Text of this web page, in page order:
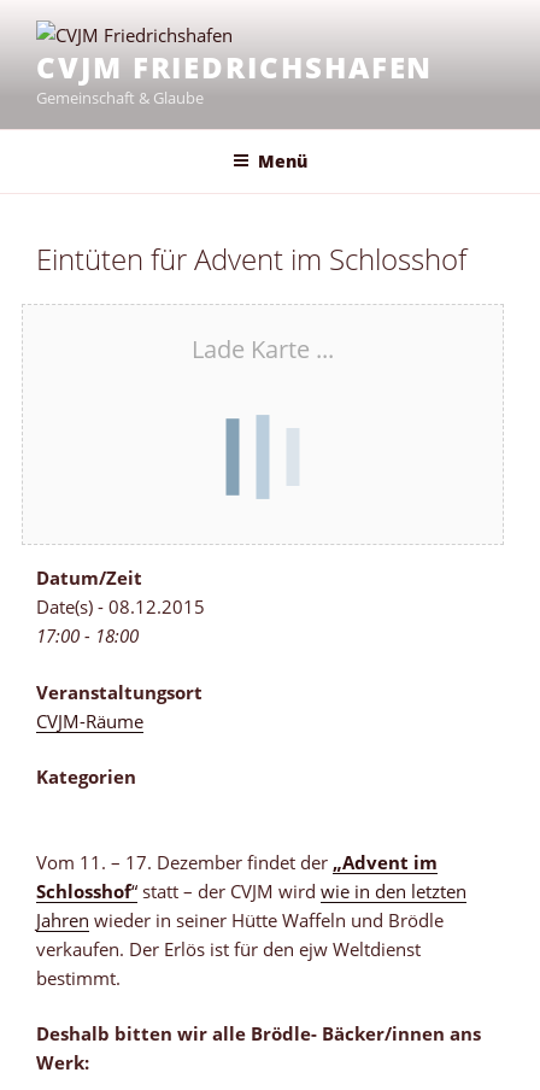
Inhalt
springenCVJM FRIEDRICHSHAFEN
Gemeinschaft & Glaube
Menü
Eintüten für Advent im Schlosshof
Lade Karte ...
Datum/Zeit
Date(s) - 08.12.2015
17:00 - 18:00
Veranstaltungsort
CVJM-Räume
Kategorien
Vom 11. – 17. Dezember findet der „Advent im
Schlosshof“ statt – der CVJM wird wie in den letzten
Jahren wieder in seiner Hütte Waffeln und Brödle
verkaufen. Der Erlös ist für den ejw Weltdienst
bestimmt.
Deshalb bitten wir alle Brödle- Bäcker/innen ans
Werk: